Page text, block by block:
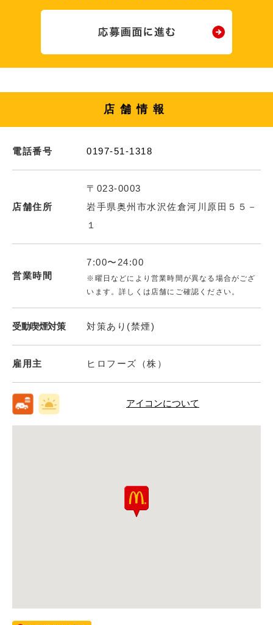
店舗情報
電話番号 0197-51-1318
店舗住所
〒023-0003
岩手県奥州市水沢佐倉河川原田５５－
１
営業時間
7:00〜24:00
※曜日などにより営業時間が異なる場合がござ
います。詳しくは店舗にご確認ください。
受動喫煙対策 対策あり(禁煙)
雇用主 ヒロフーズ（株）
アイコンについて